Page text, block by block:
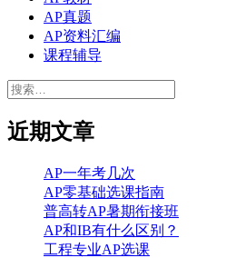
AP真题
AP资料汇编
课程辅导
搜
近期文章
AP一年考几次
AP零基础选课指南
普高转AP暑期衔接班
AP和IB有什么区别？
工程专业AP选课